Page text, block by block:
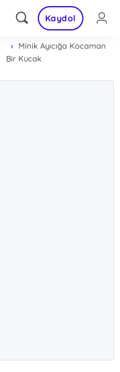
Kaydol
Minik Ayıcığa Kocaman
Bir Kucak